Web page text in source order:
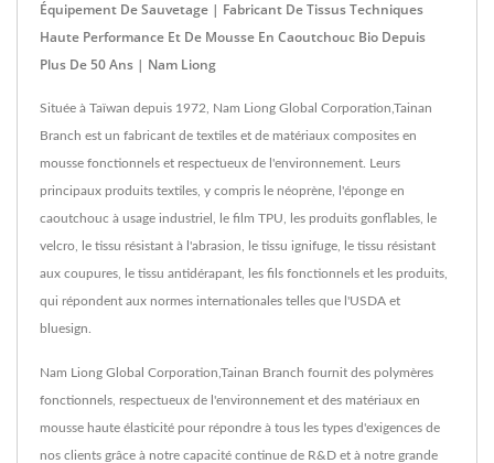
Équipement De Sauvetage | Fabricant De Tissus Techniques
Haute Performance Et De Mousse En Caoutchouc Bio Depuis
Plus De 50 Ans | Nam Liong
Située à Taïwan depuis 1972, Nam Liong Global Corporation,Tainan
Branch est un fabricant de textiles et de matériaux composites en
mousse fonctionnels et respectueux de l'environnement. Leurs
principaux produits textiles, y compris le néoprène, l'éponge en
caoutchouc à usage industriel, le film TPU, les produits gonflables, le
velcro, le tissu résistant à l'abrasion, le tissu ignifuge, le tissu résistant
aux coupures, le tissu antidérapant, les fils fonctionnels et les produits,
qui répondent aux normes internationales telles que l'USDA et
bluesign.
Nam Liong Global Corporation,Tainan Branch fournit des polymères
fonctionnels, respectueux de l'environnement et des matériaux en
mousse haute élasticité pour répondre à tous les types d'exigences de
nos clients grâce à notre capacité continue de R&D et à notre grande